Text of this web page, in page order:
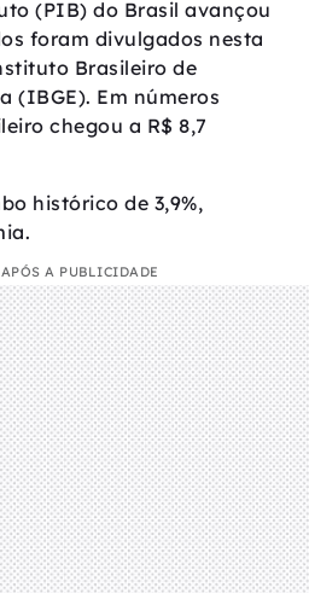
(PIB) do Brasil avançou
foram divulgados nesta
Brasileiro de
(IBGE). Em números
chegou a R$ 8,7
histórico de 3,9%,
A PUBLICIDADE